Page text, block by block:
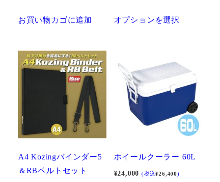
お買い物カゴに追加 オプションを選択
の
に
数
の
バ
ー
A4 Kozingバインダー5
＆RBベルトセット
ホイールクーラー 60L
¥24,000 (税込¥26,400)